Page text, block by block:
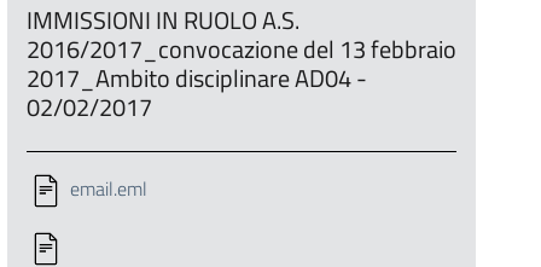
IMMISSIONI IN RUOLO A.S.
2016/2017_convocazione del 13 febbraio
2017_Ambito disciplinare AD04 -
02/02/2017
email.eml